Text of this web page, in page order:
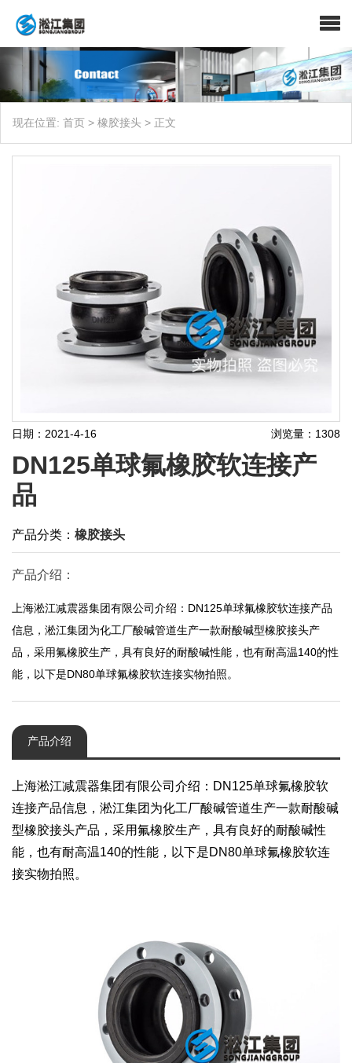
现在位置: 首页 > 橡胶接头 > 正文
日期：2021-4-16 浏览量：1308
DN125单球氟橡胶软连接产
品
产品分类： 橡胶接头
产品介绍：
上海淞江减震器集团有限公司介绍：DN125单球氟橡胶软连接产品
信息，淞江集团为化工厂酸碱管道生产一款耐酸碱型橡胶接头产
品，采用氟橡胶生产，具有良好的耐酸碱性能，也有耐高温140的性
能，以下是DN80单球氟橡胶软连接实物拍照。​
产品介绍
上海淞江减震器集团有限公司介绍：DN125单球氟橡胶软
连接产品信息，淞江集团为化工厂酸碱管道生产一款耐酸碱
型橡胶接头产品，采用氟橡胶生产，具有良好的耐酸碱性
能，也有耐高温140的性能，以下是DN80单球氟橡胶软连
接实物拍照。